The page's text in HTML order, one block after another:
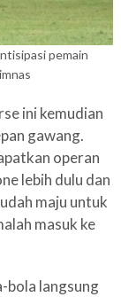
pemain
ini kemudian
gawang.
operan
lebih dulu dan
maju untuk
masuk ke
bola langsung